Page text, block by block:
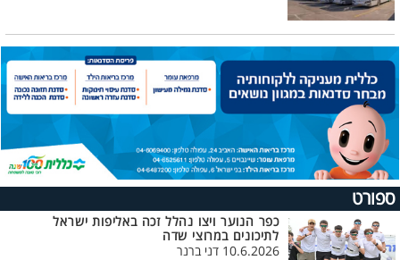
ספורט
כפר הנוער ויצו נהלל זכה באליפות ישראל
לתיכונים במרוצי שדה
10.6.2026 דני ברנר